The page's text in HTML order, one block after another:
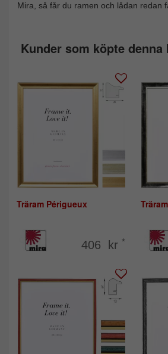
Mira, så får du ramen och lådan redan
Kunder som köpte denna
Träram Périgueux
406 kr *